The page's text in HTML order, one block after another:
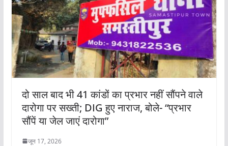
दो साल बाद भी 41 कांडों का प्रभार नहीं सौंपने वाले
दारोगा पर सख्ती; DIG हुए नाराज, बोले- “प्रभार
सौंपें या जेल जाएं दारोगा”
जून 17, 2026